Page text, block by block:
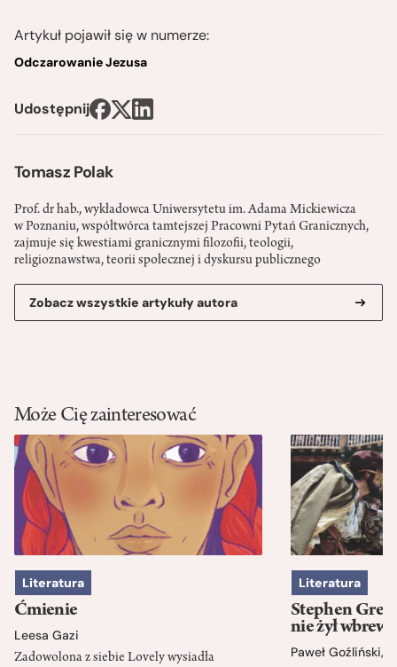
Tomasz Polak
Prof. dr hab., wykładowca Uniwersytetu im. Adama Mickiewicza
w Poznaniu, współtwórca tamtejszej Pracowni Pytań Granicznych,
zajmuje się kwestiami granicznymi filozofii, teologii,
religioznawstwa, teorii społecznej i dyskursu publicznego
Zobacz wszystkie artykuły autora
Artykuł pojawił się w numerze:
Odczarowanie Jezusa
Udostępnij
Może Cię zainteresować
Literatura
Ćmienie
Leesa Gazi
Zadowolona z siebie Lovely wysiadła
Literatura
Stephen
nie żył wbrew
Paweł Goźliński,